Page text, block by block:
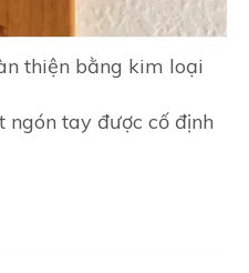
thiện bằng kim loại
ngón tay được cố định